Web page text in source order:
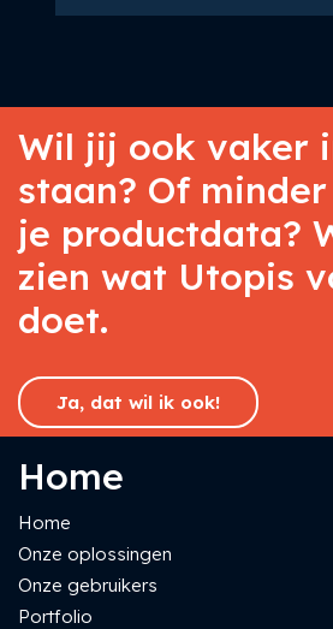
Wil jij ook vaker
staan? Of
je productdata?
zien wat Utopis
doet.
Ja, dat wil ik ook!
Home
Home
Onze oplossingen
Onze gebruikers
Portfolio